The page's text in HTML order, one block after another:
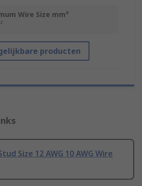
Wire Size mm²
producten
Size 12 AWG 10 AWG Wire